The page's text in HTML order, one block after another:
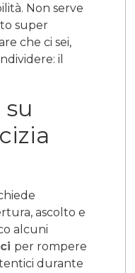
Non serve
super
che ci sei,
il
ascolto e
alcuni
per rompere
durante